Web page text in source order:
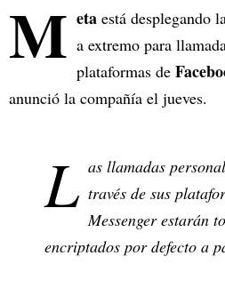
M eta está desplegando
a extremo para
plataformas de
anunció la compañía el jueves.
L as llamadas
través de sus
Messenger estarán
encriptados por defecto a